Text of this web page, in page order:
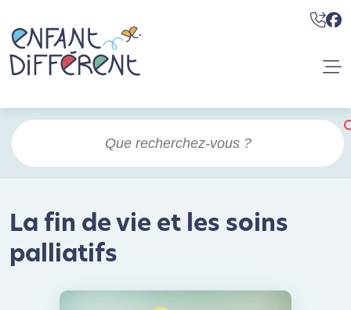
La fin de vie et les soins
palliatifs